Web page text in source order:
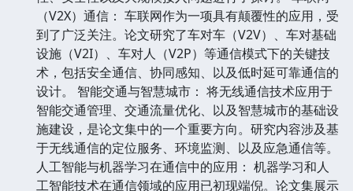
（V2X）通信： 车联网作为一项具有颠覆性的应用，受
到了广泛关注。论文研究了车对车（V2V）、车对基础
设施（V2I）、车对人（V2P）等通信模式下的关键技
术，包括安全通信、协同感知、以及低时延可靠通信的
设计。 智能交通与智慧城市： 将无线通信技术应用于
智能交通管理、交通流量优化、以及智慧城市的基础设
施建设，是论文集中的一个重要方向。研究内容涉及基
于无线通信的定位服务、环境监测、以及应急通信等。
人工智能与机器学习在通信中的应用： 机器学习和人
工智能技术在通信领域的应用已初现端倪。论文集展示